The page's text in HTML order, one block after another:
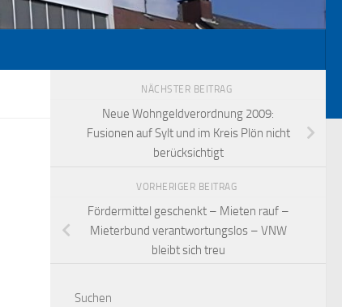
NÄCHSTER BEITRAG
Neue Wohngeldverordnung 2009:
Fusionen auf Sylt und im Kreis Plön nicht
berücksichtigt
VORHERIGER BEITRAG
Fördermittel geschenkt – Mieten rauf –
Mieterbund verantwortungslos – VNW
bleibt sich treu
Suchen